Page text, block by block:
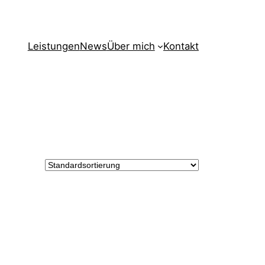
LeistungenNewsÜber mich Kontakt